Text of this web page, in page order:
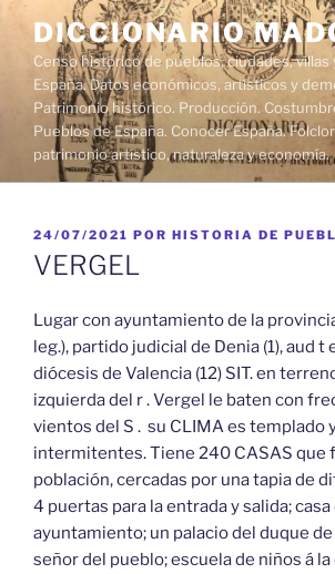
contenido
DICCIONARIO
Censo histórico de pueblos, ciudades, villas
España. Datos económicos, artísticos y
Patrimonio histórico. Producción.
Pueblos de España. Conocer España.
patrimonio artístico, naturaleza y economía.
PUBLICADO
EL
24/07/2021 POR HISTORIA DE
VERGEL
Lugar con ayuntamiento de la
leg.), partido judicial de Denia (1), aud t
diócesis de Valencia (12) SIT. en
izquierda del r . Vergel le baten con
vientos del S . su CLIMA es templado
intermitentes. Tiene 240 CASAS que
población, cercadas por una tapia de
4 puertas para la entrada y salida; casa
ayuntamiento; un palacio del duque
señor del pueblo; escuela de niños á